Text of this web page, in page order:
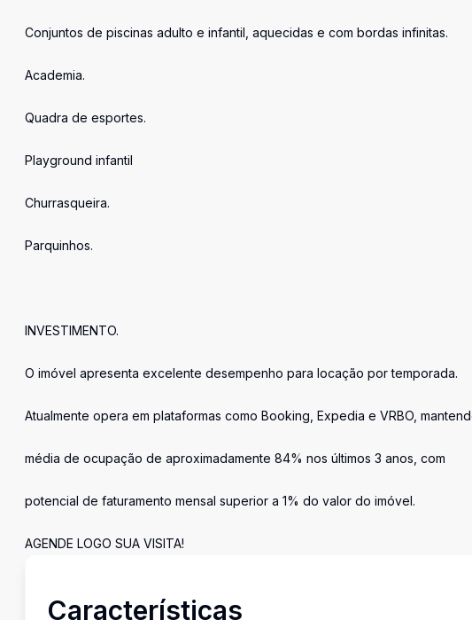
Conjuntos de piscinas adulto e infantil, aquecidas e com bordas infinitas.
Academia.
Quadra de esportes.
Playground infantil
Churrasqueira.
Parquinhos.
INVESTIMENTO.
O imóvel apresenta excelente desempenho para locação por temporada.
Atualmente opera em plataformas como Booking, Expedia e VRBO,
média de ocupação de aproximadamente 84% nos últimos 3 anos, com
potencial de faturamento mensal superior a 1% do valor do imóvel.
AGENDE LOGO SUA VISITA!
Características